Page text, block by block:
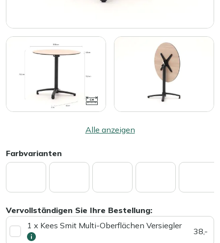
Alle anzeigen
Farbvarianten
Vervollständigen Sie Ihre Bestellung:
1 x Kees Smit Multi-Oberflächen Versiegler
38,-